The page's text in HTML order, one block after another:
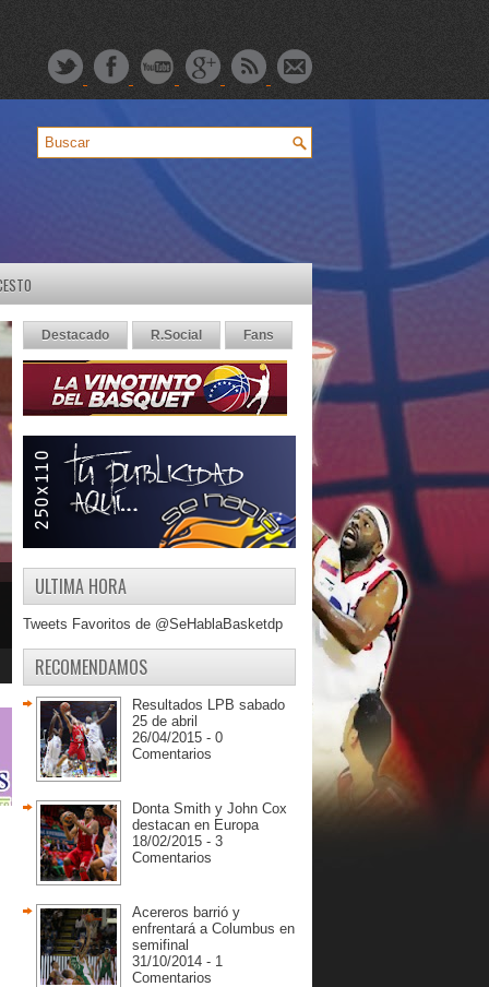
Destacado R.Social Fans
ULTIMA HORA
Tweets Favoritos de @SeHablaBasketdp
RECOMENDAMOS
Resultados LPB sabado
25 de abril
26/04/2015 - 0
Comentarios
Donta Smith y John Cox
destacan en Europa
18/02/2015 - 3
Comentarios
Acereros barrió y
enfrentará a Columbus en
semifinal
31/10/2014 - 1
Comentarios